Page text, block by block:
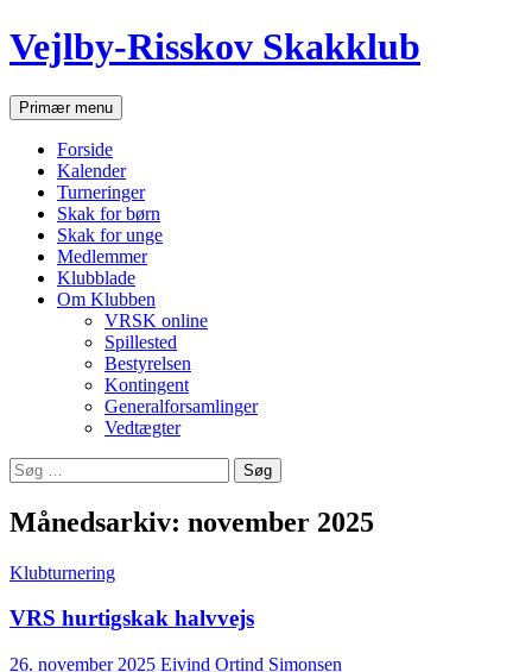
Hop
til
Vejlby-Risskov Skakklub
SøgPrimær menu
Forside
Kalender
Turneringer
Skak for børn
Skak for unge
Medlemmer
Klubblade
Om Klubben
VRSK online
Spillested
Bestyrelsen
Kontingent
Generalforsamlinger
Vedtægter
Søg
efter:
Månedsarkiv: november 2025
Klubturnering
VRS hurtigskak halvvejs
26. november 2025 Eivind Ortind Simonsen